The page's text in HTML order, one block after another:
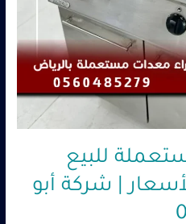
للبيع
| شركة أبو